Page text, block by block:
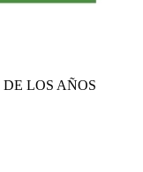
LOS AÑOS